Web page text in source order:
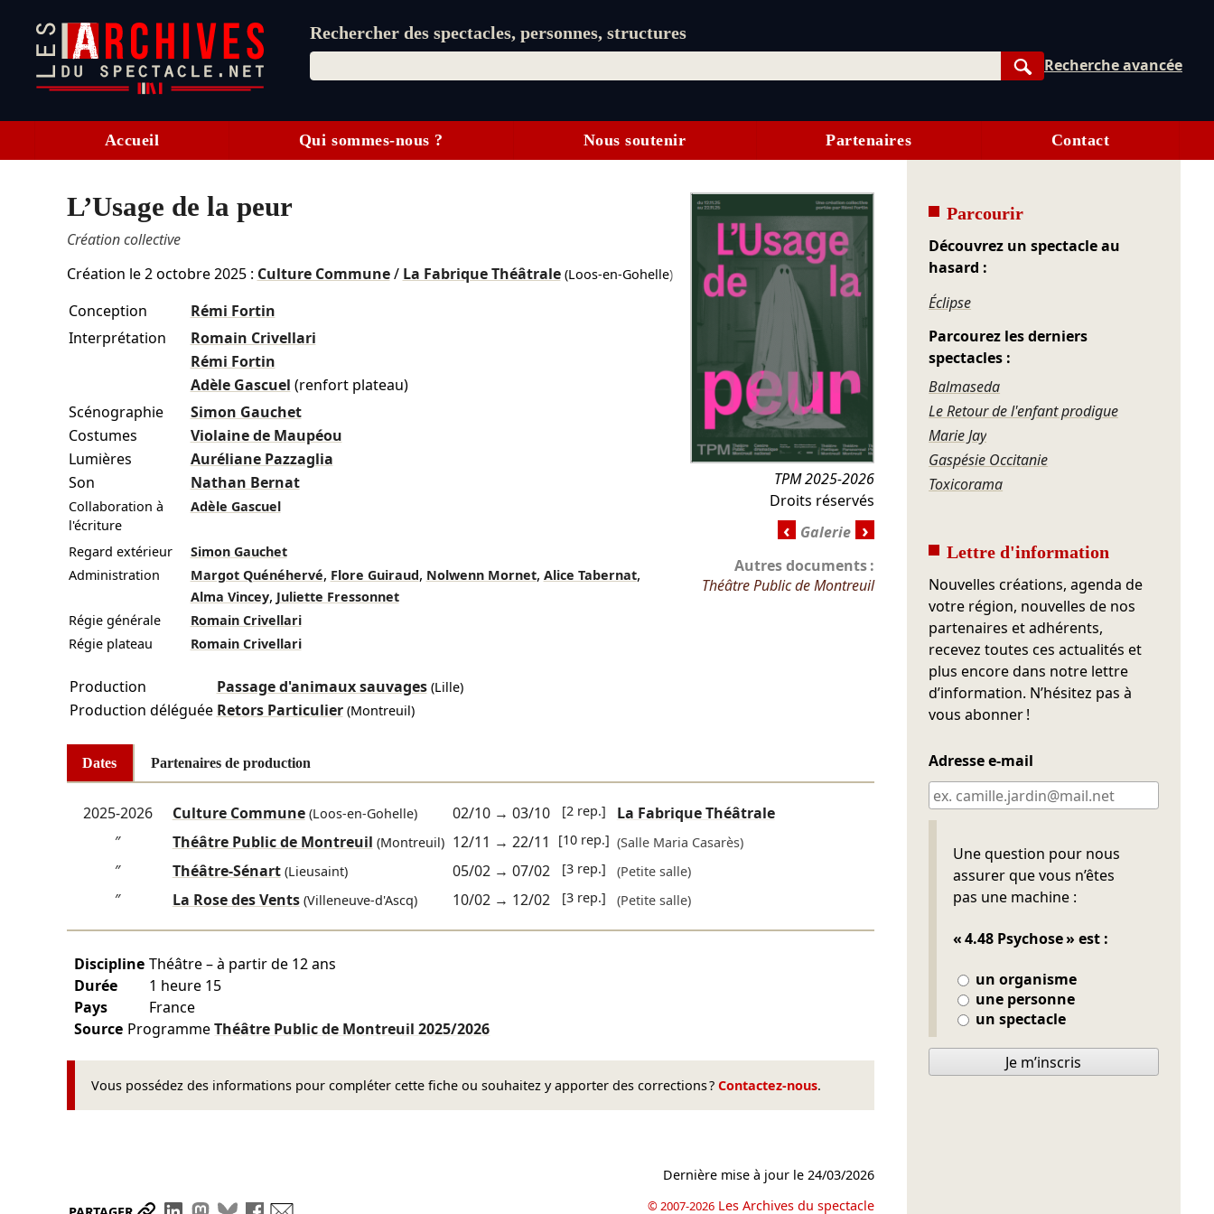
Rechercher des spectacles, personnes, structures
Rechercher
Recherche avancée
Accueil Qui sommes-nous ? Nous soutenir Partenaires Contact
TPM 2025-2026
Droits réservés
‹ ›
Autres documents :
Théâtre Public de Montreuil
L’Usage de la peur
Création collective
Création le2 octobre 2025: Culture Commune/ La Fabrique Théâtrale(Loos-en-Gohelle)
Conception
Rémi Fortin
Interprétation
Romain Crivellari
Rémi Fortin
Adèle Gascuel (renfort plateau)
Scénographie
Simon Gauchet
Costumes
Violaine de Maupéou
Lumières
Auréliane Pazzaglia
Son
Nathan Bernat
Collaboration à
l'écriture
Adèle Gascuel
Regard extérieur
Simon Gauchet
Administration
Margot Quénéhervé, Flore Guiraud, Nolwenn Mornet, Alice Tabernat,
Alma Vincey, Juliette Fressonnet
Régie générale
Romain Crivellari
Régie plateau
Romain Crivellari
Production Passage d'animaux sauvages(Lille)
Production déléguée Retors Particulier(Montreuil)
Dates Partenaires de production
2025-2026 Culture Commune(Loos-en-Gohelle) 02/10→ 03/10 [2 rep.]
La Fabrique Théâtrale
″
Théâtre Public de Montreuil (Montreuil) 12/11 → 22/11 [10 rep.] (Salle Maria Casarès)
″ Théâtre-Sénart(Lieusaint) 05/02→ 07/02 [3 rep.] (Petite salle)
″ La Rose des Vents(Villeneuve-d'Ascq) 10/02→ 12/02 [3 rep.] (Petite salle)
Discipline Théâtre – à partir de 12 ans
Durée
1 heure 15
Pays
France
Source ProgrammeThéâtre Public de Montreuil2025/2026
Vous possédez des informations pour compléter cette fiche ou souhaitez y apporter des corrections ? Contactez-nous.
Dernière mise à jour le24/03/2026
© 2007-2026 Les Archives du spectacle
Parcourir
Découvrez un spectacle au
hasard :
Éclipse
Parcourez les derniers
spectacles :
Balmaseda
Le Retour de l'enfant prodigue
Marie Jay
Gaspésie Occitanie
Toxicorama
Lettre d'information
Nouvelles créations, agenda de
votre région, nouvelles de nos
partenaires et adhérents,
recevez toutes ces actualités et
plus encore dans notre lettre
d’information. N’hésitez pas à
vous abonner !
Adresse e-mail
Une question pour nous
assurer que vous n’êtes
pas une machine :
« 4.48 Psychose » est :
un organisme
une personne
un spectacle
Ne pas remplir
Je m’inscris